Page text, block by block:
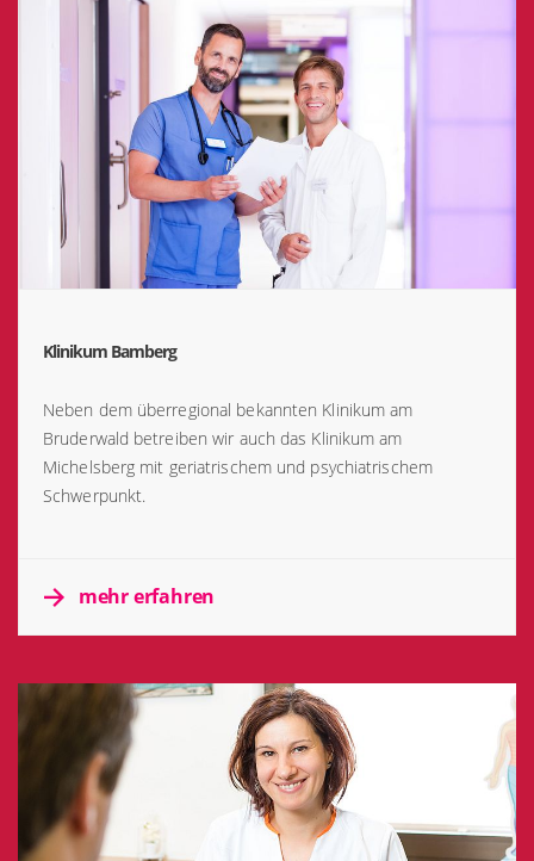
Klinikum Bamberg
Neben dem überregional bekannten Klinikum am
Bruderwald betreiben wir auch das Klinikum am
Michelsberg mit geriatrischem und psychiatrischem
Schwerpunkt.
mehr erfahren